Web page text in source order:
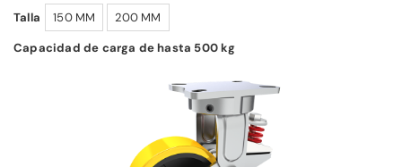
Talla 150 MM
200 MM
Capacidad de carga de hasta 500 kg